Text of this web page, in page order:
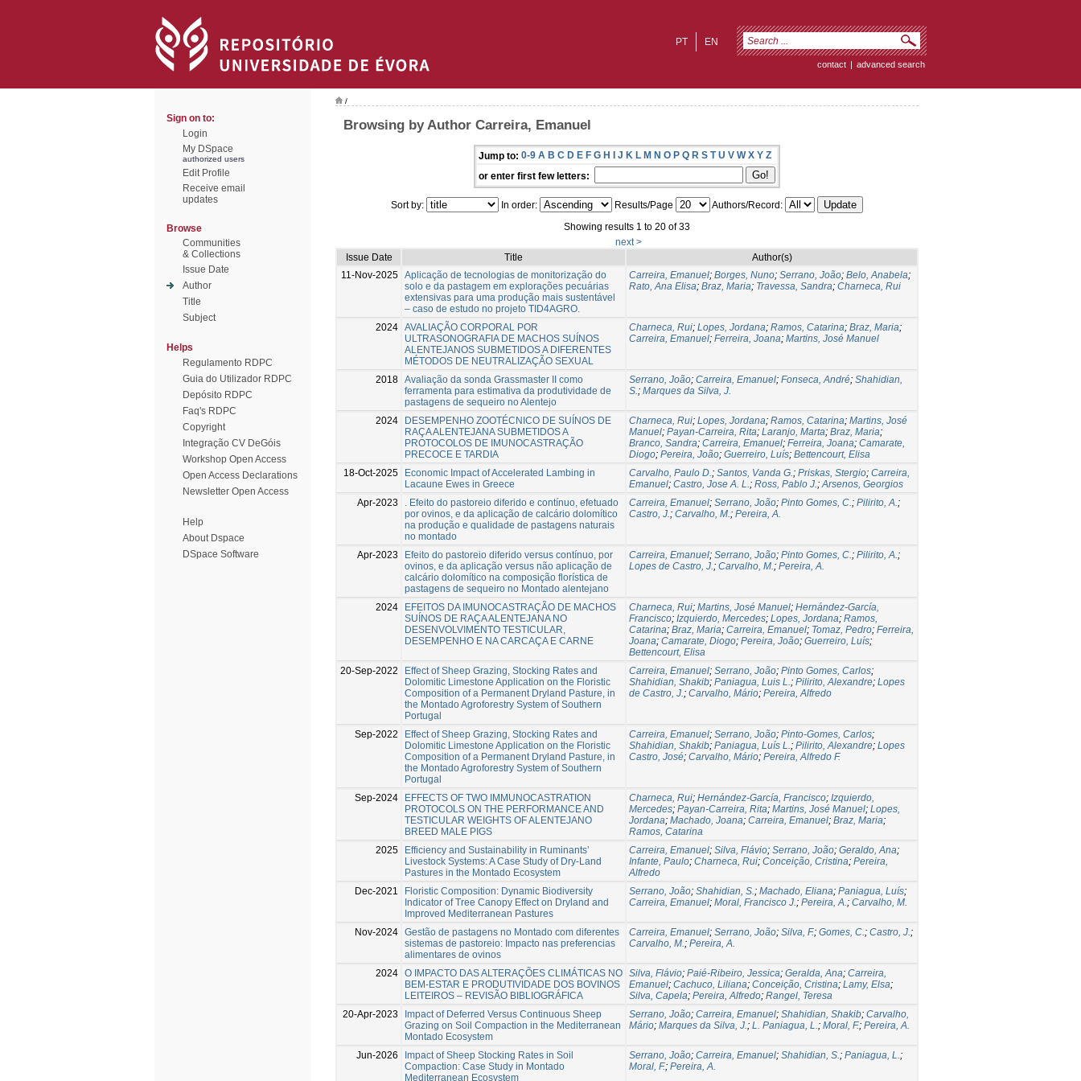
EN
PT
contact | advanced search
Sign on to:
Login
My DSpace
authorized users
Edit Profile
Receive email
updates
Browse
Communities
& Collections
Issue Date
Author
Title
Subject
Helps
Regulamento RDPC
Guia do Utilizador RDPC
Depósito RDPC
Faq's RDPC
Copyright
Integração CV DeGóis
Workshop Open Access
Open Access Declarations
Newsletter Open Access
Help
About Dspace
DSpace Software
/
Browsing by Author Carreira, Emanuel
Jump to: 0-9 A B C D E F G H I J K L M N O P Q R S T U V W X Y Z
or enter first few letters:
Sort by: In order: Results/Page
Authors/Record:
Showing results 1 to 20 of 33
next >
Issue Date
Title
Author(s)
11-Nov-2025 Aplicação de tecnologias de monitorização do
solo e da pastagem em explorações pecuárias
extensivas para uma produção mais sustentável
– caso de estudo no projeto TID4AGRO.
Carreira, Emanuel; Borges, Nuno; Serrano, João; Belo, Anabela;
Rato, Ana Elisa; Braz, Maria; Travessa, Sandra; Charneca, Rui
2024 AVALIAÇÃO CORPORAL POR
ULTRASONOGRAFIA DE MACHOS SUÍNOS
ALENTEJANOS SUBMETIDOS A DIFERENTES
MÉTODOS DE NEUTRALIZAÇÃO SEXUAL
Charneca, Rui; Lopes, Jordana; Ramos, Catarina; Braz, Maria;
Carreira, Emanuel; Ferreira, Joana; Martins, José Manuel
2018 Avaliação da sonda Grassmaster II como
ferramenta para estimativa da produtividade de
pastagens de sequeiro no Alentejo
Serrano, João; Carreira, Emanuel; Fonseca, André; Shahidian,
S.; Marques da Silva, J.
2024
DESEMPENHO ZOOTÉCNICO DE SUÍNOS DE
RAÇA ALENTEJANA SUBMETIDOS A
PROTOCOLOS DE IMUNOCASTRAÇÃO
PRECOCE E TARDIA
Charneca, Rui; Lopes, Jordana; Ramos, Catarina; Martins, José
Manuel; Payan-Carreira, Rita; Laranjo, Marta; Braz, Maria;
Branco, Sandra; Carreira, Emanuel; Ferreira, Joana; Camarate,
Diogo; Pereira, João; Guerreiro, Luís; Bettencourt, Elisa
18-Oct-2025
Economic Impact of Accelerated Lambing in
Lacaune Ewes in Greece
Carvalho, Paulo D.; Santos, Vanda G.; Priskas, Stergio; Carreira,
Emanuel; Castro, Jose A. L.; Ross, Pablo J.;Arsenos, Georgios
Apr-2023
. Efeito do pastoreio diferido e contínuo, efetuado
por ovinos, e da aplicação de calcário dolomítico
na produção e qualidade de pastagens naturais
no montado
Carreira, Emanuel; Serrano, João; Pinto Gomes, C.; Pilirito, A.;
Castro, J.; Carvalho, M.; Pereira, A.
Apr-2023
Efeito do pastoreio diferido versus contínuo, por
ovinos, e da aplicação versus não aplicação de
calcário dolomítico na composição florística de
pastagens de sequeiro no Montado alentejano
Carreira, Emanuel; Serrano, João; Pinto Gomes, C.; Pilirito, A.;
Lopes de Castro, J.; Carvalho, M.; Pereira, A.
2024
EFEITOS DA IMUNOCASTRAÇÃO DE MACHOS
SUÍNOS DE RAÇA ALENTEJANA NO
DESENVOLVIMENTO TESTICULAR,
DESEMPENHO E NA CARCAÇA E CARNE
Charneca, Rui; Martins, José Manuel; Hernández-García,
Francisco; Izquierdo, Mercedes; Lopes, Jordana; Ramos,
Catarina; Braz, Maria; Carreira, Emanuel; Tomaz, Pedro; Ferreira,
Joana; Camarate, Diogo; Pereira, João; Guerreiro, Luís;
Bettencourt, Elisa
20-Sep-2022
Effect of Sheep Grazing, Stocking Rates and
Dolomitic Limestone Application on the Floristic
Composition of a Permanent Dryland Pasture, in
the Montado Agroforestry System of Southern
Portugal
Carreira, Emanuel; Serrano, João; Pinto Gomes, Carlos;
Shahidian, Shakib; Paniagua, Luis L.; Pilirito, Alexandre; Lopes
de Castro, J.; Carvalho, Mário; Pereira, Alfredo
Sep-2022
Effect of Sheep Grazing, Stocking Rates and
Dolomitic Limestone Application on the Floristic
Composition of a Permanent Dryland Pasture, in
the Montado Agroforestry System of Southern
Portugal
Carreira, Emanuel; Serrano, João; Pinto-Gomes, Carlos;
Shahidian, Shakib; Paniagua, Luís L.; Pilirito, Alexandre; Lopes
Castro, José; Carvalho, Mário; Pereira, Alfredo F.
Sep-2024
EFFECTS OF TWO IMMUNOCASTRATION
PROTOCOLS ON THE PERFORMANCE AND
TESTICULAR WEIGHTS OF ALENTEJANO
BREED MALE PIGS
Charneca, Rui; Hernández-García, Francisco; Izquierdo,
Mercedes; Payan-Carreira, Rita; Martins, José Manuel; Lopes,
Jordana; Machado, Joana; Carreira, Emanuel; Braz, Maria;
Ramos, Catarina
2025
Efficiency and Sustainability in Ruminants’
Livestock Systems: A Case Study of Dry-Land
Pastures in the Montado Ecosystem
Carreira, Emanuel; Silva, Flávio; Serrano, João; Geraldo, Ana;
Infante, Paulo; Charneca, Rui; Conceição, Cristina; Pereira,
Alfredo
Dec-2021
Floristic Composition: Dynamic Biodiversity
Indicator of Tree Canopy Effect on Dryland and
Improved Mediterranean Pastures
Serrano, João; Shahidian, S.; Machado, Eliana; Paniagua, Luís;
Carreira, Emanuel; Moral, Francisco J.; Pereira, A.; Carvalho, M.
Nov-2024 Gestão de pastagens no Montado com diferentes
sistemas de pastoreio: Impacto nas preferencias
alimentares de ovinos
Carreira, Emanuel; Serrano, João; Silva, F.; Gomes, C.; Castro, J.;
Carvalho, M.; Pereira, A.
2024 O IMPACTO DAS ALTERAÇÕES CLIMÁTICAS NO
BEM-ESTAR E PRODUTIVIDADE DOS BOVINOS
LEITEIROS – REVISÃO BIBLIOGRÁFICA
Silva, Flávio; Paié-Ribeiro, Jessica; Geralda, Ana; Carreira,
Emanuel; Cachuco, Liliana; Conceição, Cristina; Lamy, Elsa;
Silva, Capela; Pereira, Alfredo; Rangel, Teresa
20-Apr-2023
Impact of Deferred Versus Continuous Sheep
Grazing on Soil Compaction in the Mediterranean
Montado Ecosystem
Serrano, João; Carreira, Emanuel; Shahidian, Shakib; Carvalho,
Mário; Marques da Silva, J.; L. Paniagua, L.; Moral, F.; Pereira, A.
Jun-2026
Impact of Sheep Stocking Rates in Soil
Compaction: Case Study in Montado
Mediterranean Ecosystem
Serrano, João; Carreira, Emanuel; Shahidian, S.; Paniagua, L.;
Moral, F.; Pereira, A.